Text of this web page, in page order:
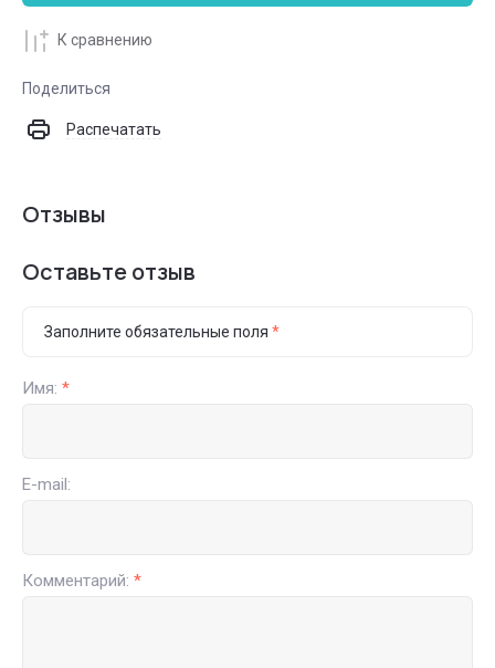
К сравнению
Поделиться
Распечатать
Отзывы
Оставьте отзыв
Заполните обязательные поля *
Имя: *
E-mail:
Комментарий: *